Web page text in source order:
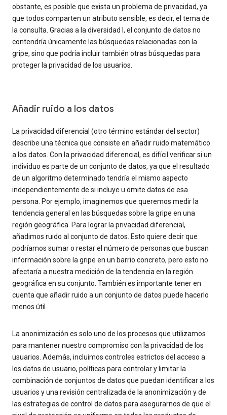
obstante, es posible que exista un problema de privacidad, ya
que todos comparten un atributo sensible, es decir, el tema de
la consulta. Gracias a la diversidad l, el conjunto de datos no
contendría únicamente las búsquedas relacionadas con la
gripe, sino que podría incluir también otras búsquedas para
proteger la privacidad de los usuarios.
Añadir ruido a los datos
La privacidad diferencial (otro término estándar del sector)
describe una técnica que consiste en añadir ruido matemático
a los datos. Con la privacidad diferencial, es difícil verificar si un
individuo es parte de un conjunto de datos, ya que el resultado
de un algoritmo determinado tendría el mismo aspecto
independientemente de si incluye u omite datos de esa
persona. Por ejemplo, imaginemos que queremos medir la
tendencia general en las búsquedas sobre la gripe en una
región geográfica. Para lograr la privacidad diferencial,
añadimos ruido al conjunto de datos. Esto quiere decir que
podríamos sumar o restar el número de personas que buscan
información sobre la gripe en un barrio concreto, pero esto no
afectaría a nuestra medición de la tendencia en la región
geográfica en su conjunto. También es importante tener en
cuenta que añadir ruido a un conjunto de datos puede hacerlo
menos útil.
La anonimización es solo uno de los procesos que utilizamos
para mantener nuestro compromiso con la privacidad de los
usuarios. Además, incluimos controles estrictos del acceso a
los datos de usuario, políticas para controlar y limitar la
combinación de conjuntos de datos que puedan identificar a los
usuarios y una revisión centralizada de la anonimización y de
las estrategias de control de datos para asegurarnos de que el